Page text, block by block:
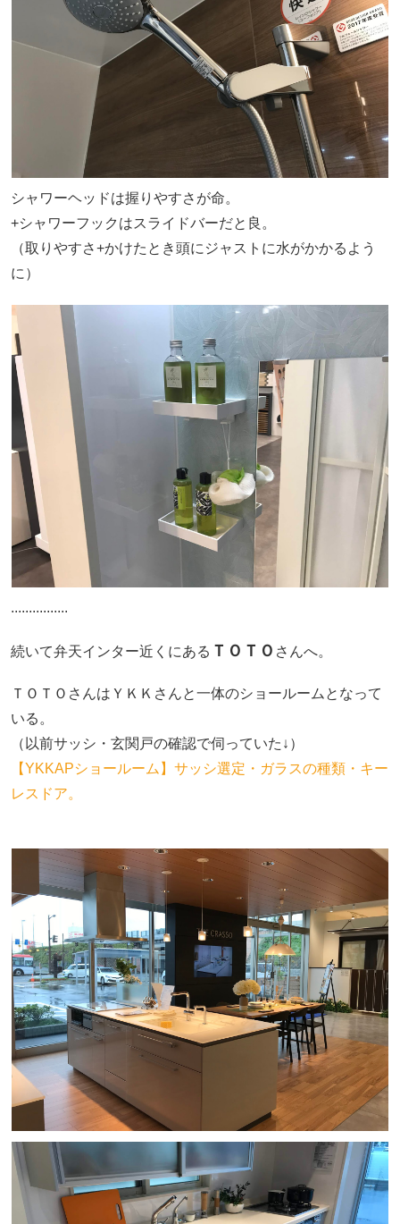
シャワーヘッドは握りやすさが命。
+シャワーフックはスライドバーだと良。
（取りやすさ+かけたとき頭にジャストに水がかかるよう
に）
................
続いて弁天インター近くにある ＴＯＴＯ さんへ。
ＴＯＴＯさんはＹＫＫさんと一体のショールームとなって
いる。
（以前サッシ・玄関戸の確認で伺っていた↓）
【YKKAPショールーム】サッシ選定・ガラスの種類・キー
レスドア。